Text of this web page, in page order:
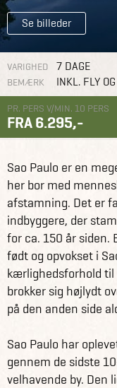
Se billeder
VARIGHED 7 DAGE
BEMÆRK INKL. FLY
PR. PERS V/MIN. 10 PERS
FRA 6.295,-
Sao Paulo er en
her bor med
afstamning. Det er
indbyggere, der
for ca. 150 år siden.
født og opvokset i
kærlighedsforhold til
brokker sig højlydt
på den anden side
Sao Paulo har
gennem de sidste
velhavende by. Den